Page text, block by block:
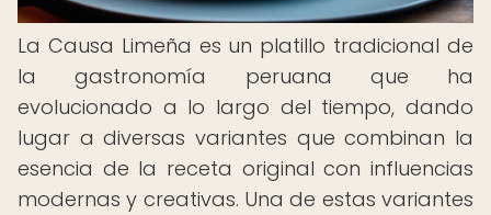
La Causa Limeña es un platillo tradicional de
la gastronomía peruana que ha
evolucionado a lo largo del tiempo, dando
lugar a diversas variantes que combinan la
esencia de la receta original con influencias
modernas y creativas. Una de estas variantes